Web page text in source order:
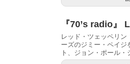
『70’s radio』
レッド・ツェッペリン
ーズのジミー・ペイジ
ト、ジョン・ポール